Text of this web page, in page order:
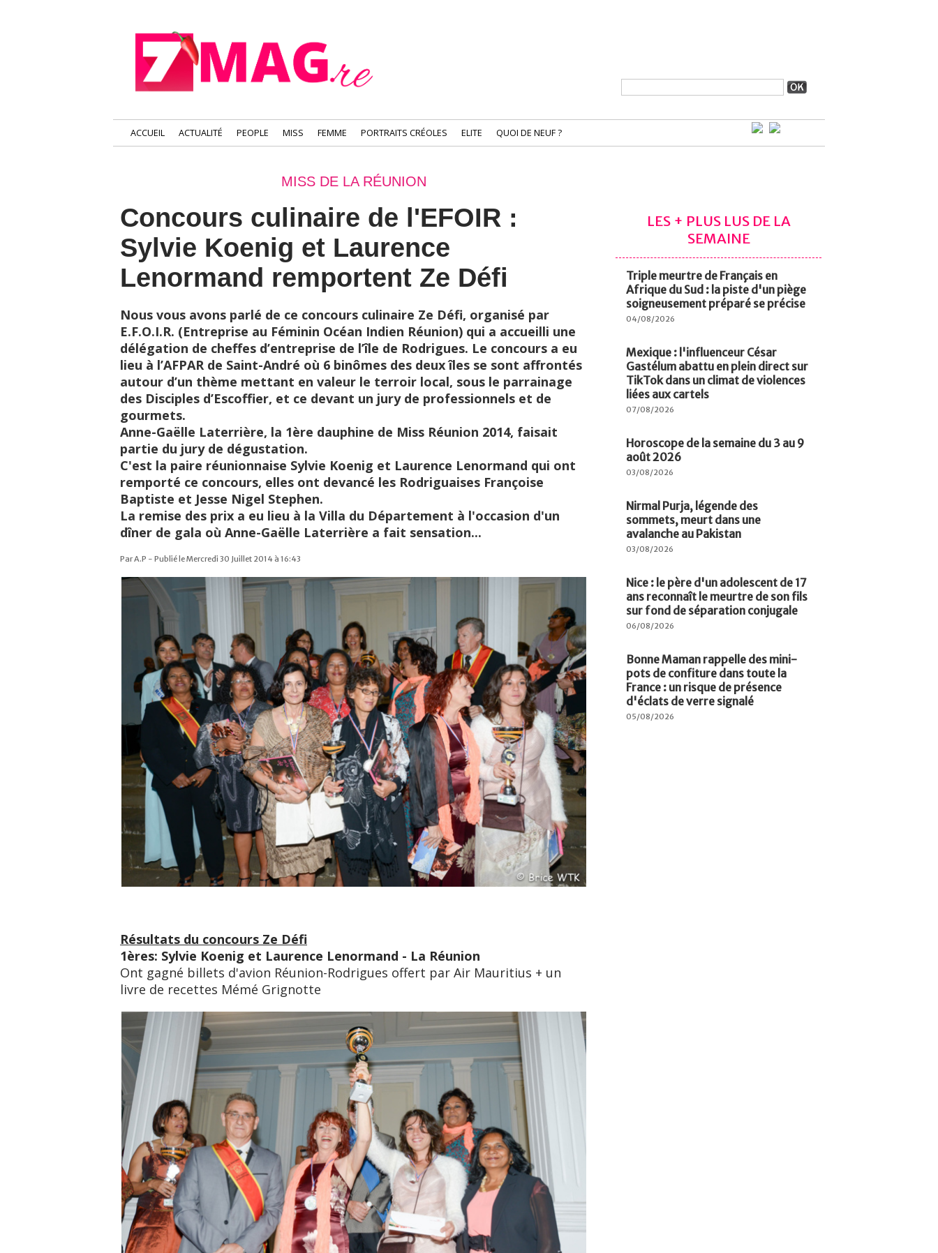
ACCUEIL ACTUALITÉ PEOPLE MISS FEMME PORTRAITS CRÉOLES ELITE QUOI DE NEUF ?
MISS DE LA RÉUNION
Concours culinaire de l'EFOIR :
Sylvie Koenig et Laurence
Lenormand remportent Ze Défi
Nous vous avons parlé de ce concours culinaire Ze Défi, organisé par
E.F.O.I.R. (Entreprise au Féminin Océan Indien Réunion) qui a accueilli une
délégation de cheffes d’entreprise de l’île de Rodrigues. Le concours a eu
lieu à l’AFPAR de Saint-André où 6 binômes des deux îles se sont affrontés
autour d’un thème mettant en valeur le terroir local, sous le parrainage
des Disciples d’Escoffier, et ce devant un jury de professionnels et de
gourmets.
Anne-Gaëlle Laterrière, la 1ère dauphine de Miss Réunion 2014, faisait
partie du jury de dégustation.
C'est la paire réunionnaise Sylvie Koenig et Laurence Lenormand qui ont
remporté ce concours, elles ont devancé les Rodriguaises Françoise
Baptiste et Jesse Nigel Stephen.
La remise des prix a eu lieu à la Villa du Département à l'occasion d'un
dîner de gala où Anne-Gaëlle Laterrière a fait sensation...
Par A.P - Publié le Mercredi 30 Juillet 2014 à 16:43
Résultats du concours Ze Défi
1ères: Sylvie Koenig et Laurence Lenormand - La Réunion
Ont gagné billets d'avion Réunion-Rodrigues offert par Air Mauritius + un
livre de recettes Mémé Grignotte
LES + PLUS LUS DE LA
SEMAINE
Triple meurtre de Français en
Afrique du Sud : la piste d'un piège
soigneusement préparé se précise
04/08/2026
Mexique : l'influenceur César
Gastélum abattu en plein direct sur
TikTok dans un climat de violences
liées aux cartels
07/08/2026
Horoscope de la semaine du 3 au 9
août 2026
03/08/2026
Nirmal Purja, légende des
sommets, meurt dans une
avalanche au Pakistan
03/08/2026
Nice : le père d'un adolescent de 17
ans reconnaît le meurtre de son fils
sur fond de séparation conjugale
06/08/2026
Bonne Maman rappelle des mini-
pots de confiture dans toute la
France : un risque de présence
d'éclats de verre signalé
05/08/2026